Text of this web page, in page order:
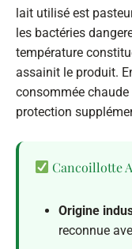
lait utilisé est
les bactéries
température
assainit le produit.
consommée
protection
Cancoillotte
Origine
reconnue